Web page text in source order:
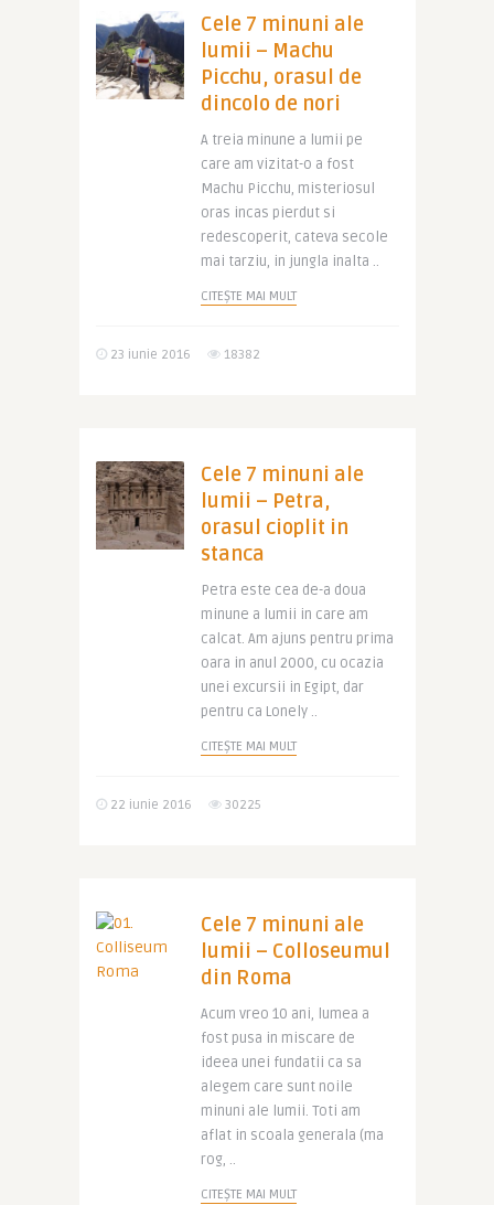
Cele 7 minuni ale
lumii – Machu
Picchu, orasul de
dincolo de nori
A treia minune a lumii pe
care am vizitat-o a fost
Machu Picchu, misteriosul
oras incas pierdut si
redescoperit, cateva secole
mai tarziu, in jungla inalta ..
CITEȘTE MAI MULT
23 iunie 2016 18382
Cele 7 minuni ale
lumii – Petra,
orasul cioplit in
stanca
Petra este cea de-a doua
minune a lumii in care am
calcat. Am ajuns pentru prima
oara in anul 2000, cu ocazia
unei excursii in Egipt, dar
pentru ca Lonely ..
CITEȘTE MAI MULT
22 iunie 2016 30225
Cele 7 minuni ale
lumii – Colloseumul
din Roma
Acum vreo 10 ani, lumea a
fost pusa in miscare de
ideea unei fundatii ca sa
alegem care sunt noile
minuni ale lumii. Toti am
aflat in scoala generala (ma
rog, ..
CITEȘTE MAI MULT